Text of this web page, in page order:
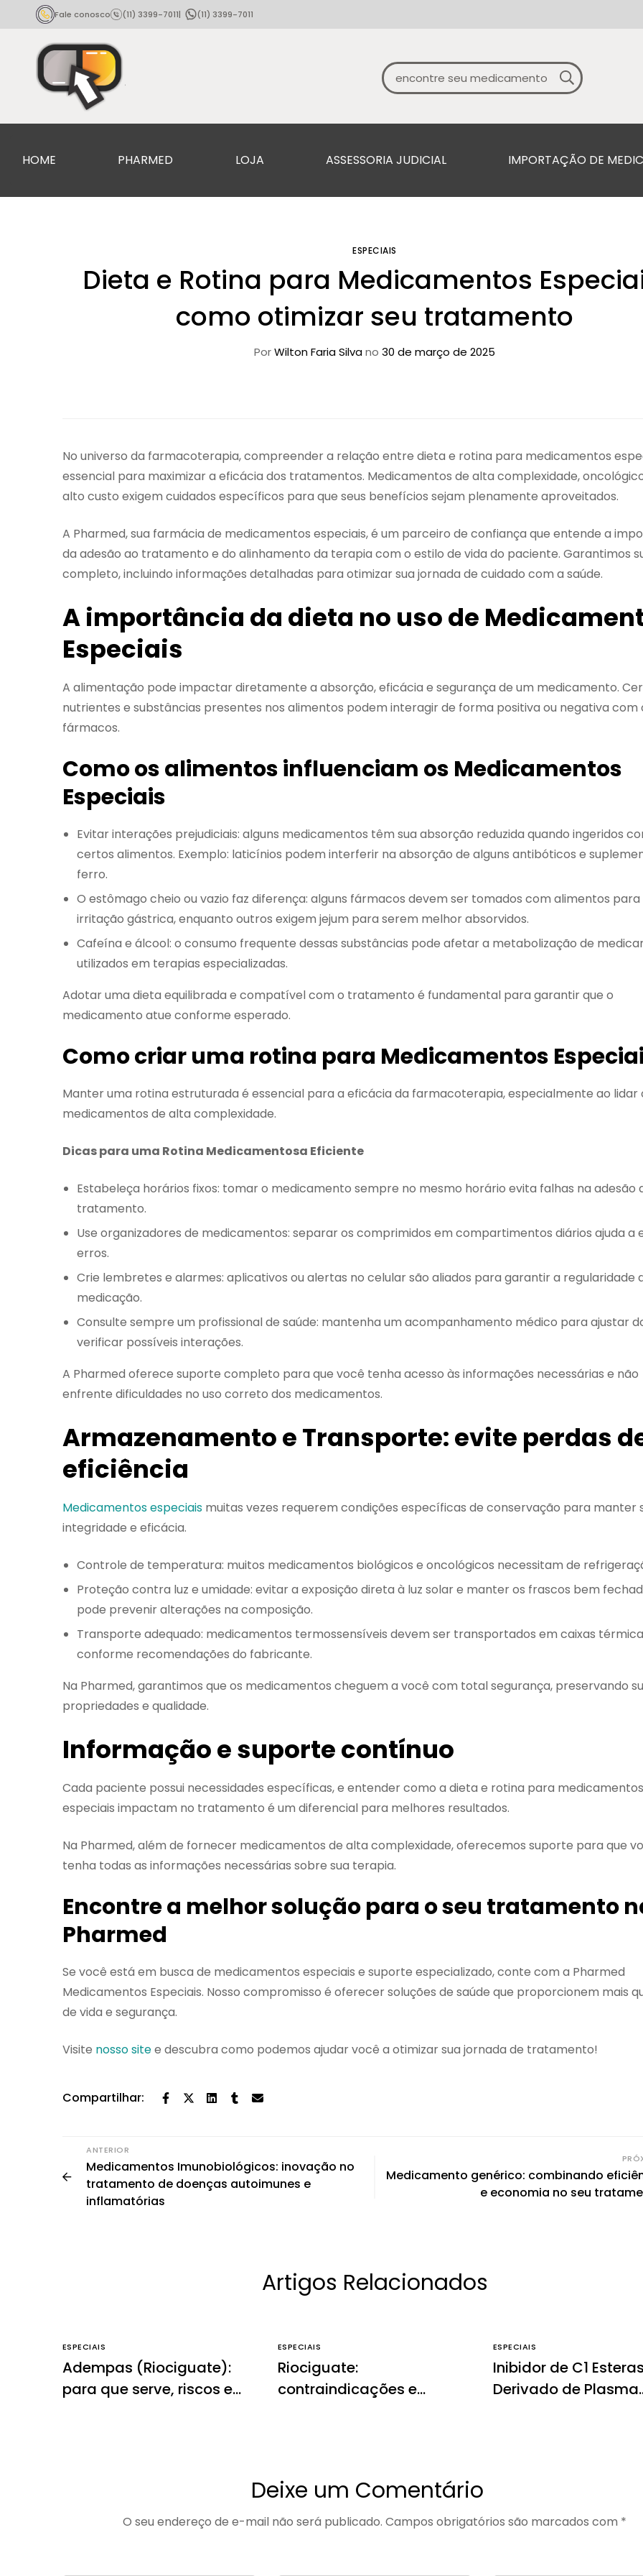
Fale conosco (11) 3399-7011| (11) 3399-7011
HOME PHARMED LOJA ASSESSORIA JUDICIAL IMPORTAÇÃO DE
ESPECIAIS
Dieta e Rotina para Medicamentos
como otimizar seu tratamento
PorWilton Faria Silvano 30 de março de 2025
No universo da farmacoterapia, compreender a relação entre dieta e rotina para medicamentos
essencial para maximizar a eficácia dos tratamentos. Medicamentos de alta complexidade,
alto custo exigem cuidados específicos para que seus benefícios sejam plenamente aproveitados.
A Pharmed, sua farmácia de medicamentos especiais, é um parceiro de confiança que entende a
da adesão ao tratamento e do alinhamento da terapia com o estilo de vida do paciente. Garantimos
completo, incluindo informações detalhadas para otimizar sua jornada de cuidado com a saúde.
A importância da dieta no uso de
Especiais
A alimentação pode impactar diretamente a absorção, eficácia e segurança de um medicamento.
nutrientes e substâncias presentes nos alimentos podem interagir de forma positiva ou negativa com
fármacos.
Como os alimentos influenciam os Medicamentos
Especiais
Evitar interações prejudiciais: alguns medicamentos têm sua absorção reduzida quando ingeridos
certos alimentos. Exemplo: laticínios podem interferir na absorção de alguns antibóticos e
ferro.
O estômago cheio ou vazio faz diferença: alguns fármacos devem ser tomados com alimentos
irritação gástrica, enquanto outros exigem jejum para serem melhor absorvidos.
Cafeína e álcool: o consumo frequente dessas substâncias pode afetar a metabolização de
utilizados em terapias especializadas.
Adotar uma dieta equilibrada e compatível com o tratamento é fundamental para garantir que o
medicamento atue conforme esperado.
Como criar uma rotina para Medicamentos
Manter uma rotina estruturada é essencial para a eficácia da farmacoterapia, especialmente ao lidar
medicamentos de alta complexidade.
Dicas para uma Rotina Medicamentosa Eficiente
Estabeleça horários fixos: tomar o medicamento sempre no mesmo horário evita falhas na adesão
tratamento.
Use organizadores de medicamentos: separar os comprimidos em compartimentos diários ajuda a
erros.
Crie lembretes e alarmes: aplicativos ou alertas no celular são aliados para garantir a regularidade
medicação.
Consulte sempre um profissional de saúde: mantenha um acompanhamento médico para ajustar
verificar possíveis interações.
A Pharmed oferece suporte completo para que você tenha acesso às informações necessárias e não
enfrente dificuldades no uso correto dos medicamentos.
Armazenamento e Transporte: evite perdas
eficiência
Medicamentos especiais muitas vezes requerem condições específicas de conservação para manter
integridade e eficácia.
Controle de temperatura: muitos medicamentos biológicos e oncológicos necessitam de
Proteção contra luz e umidade: evitar a exposição direta à luz solar e manter os frascos bem
pode prevenir alterações na composição.
Transporte adequado: medicamentos termossensíveis devem ser transportados em caixas
conforme recomendações do fabricante.
Na Pharmed, garantimos que os medicamentos cheguem a você com total segurança, preservando
propriedades e qualidade.
Informação e suporte contínuo
Cada paciente possui necessidades específicas, e entender como a dieta e rotina para medicamentos
especiais impactam no tratamento é um diferencial para melhores resultados.
Na Pharmed, além de fornecer medicamentos de alta complexidade, oferecemos suporte para que
tenha todas as informações necessárias sobre sua terapia.
Encontre a melhor solução para o seu tratamento
Pharmed
Se você está em busca de medicamentos especiais e suporte especializado, conte com a Pharmed
Medicamentos Especiais. Nosso compromisso é oferecer soluções de saúde que proporcionem mais
de vida e segurança.
Visite nosso sitee descubra como podemos ajudar você a otimizar sua jornada de tratamento!
Compartilhar:
ANTERIOR
Medicamentos Imunobiológicos: inovação no
tratamento de doenças autoimunes e
inflamatórias
Medicamento genérico: combinando
e economia no seu
Artigos Relacionados
ESPECIAIS
Adempas (Riociguate):
para que serve, riscos e
ESPECIAIS
Riociguate:
contraindicações e
ESPECIAIS
Inibidor de C1
Derivado de Plasma
Deixe um Comentário
O seu endereço de e-mail não será publicado. Campos obrigatórios são marcados com *